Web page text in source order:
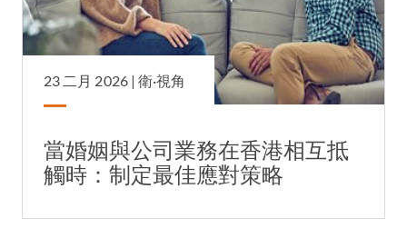
23 二月 2026 |衛·視角
當婚姻與公司業務在香港相互抵
觸時：制定最佳應對策略